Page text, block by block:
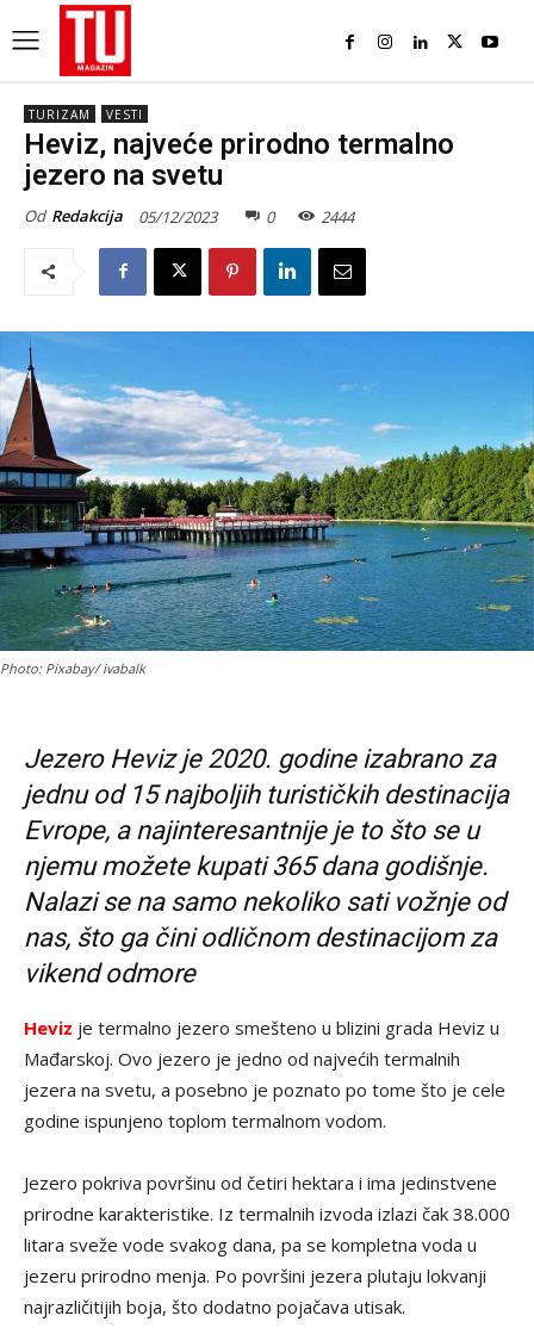
TURIZAM VESTI
Heviz, najveće prirodno termalno
jezero na svetu
Od Redakcija 05/12/2023 0 2444
Photo: Pixabay/ ivabalk
Jezero Heviz je 2020. godine izabrano za
jednu od 15 najboljih turističkih destinacija
Evrope, a najinteresantnije je to što se u
njemu možete kupati 365 dana godišnje.
Nalazi se na samo nekoliko sati vožnje od
nas, što ga čini odličnom destinacijom za
vikend odmore
Heviz je termalno jezero smešteno u blizini grada Heviz u
Mađarskoj. Ovo jezero je jedno od najvećih termalnih
jezera na svetu, a posebno je poznato po tome što je cele
godine ispunjeno toplom termalnom vodom.
Jezero pokriva površinu od četiri hektara i ima jedinstvene
prirodne karakteristike. Iz termalnih izvoda izlazi čak 38.000
litara sveže vode svakog dana, pa se kompletna voda u
jezeru prirodno menja. Po površini jezera plutaju lokvanji
najrazličitijih boja, što dodatno pojačava utisak.